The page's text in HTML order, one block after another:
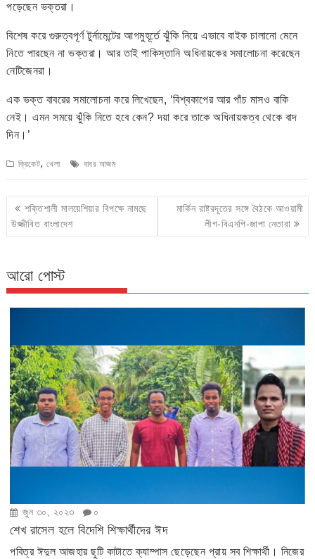
পড়েছেন ভক্তরা।
বিশেষ করে গুরুত্বপূর্ণ টুর্নামেন্টের আগমুহূর্তে ঝুঁকি নিয়ে এভাবে বাইক চালানো মেনে
নিতে পারছেন না ভক্তরা। আর তাই পাকিস্তানি অধিনায়কের সমালোচনা করেছেন
নেটিজেনরা।
এক ভক্ত বাবরের সমালোচনা করে লিখেছেন, ‘বিশ্বকাপের আর পাঁচ মাসও বাকি
নেই। এমন সময়ে ঝুঁকি নিতে হবে কেন? দয়া করে তাকে অধিনায়কত্ব থেকে বাদ
দিন।’
ক্রিকেট,খেলা বাবর আজম
Post
navigation
শক্তিশালী মালয়েশিয়ার বিপক্ষে নামছে
উজ্জীবিত বাংলাদেশ
মার্কিন রাষ্ট্রদূতের সঙ্গে বৈঠকে আওয়ামী
লীগ-বিএনপি-জাপা নেতারা
আরো পোস্ট
জুন ৩০, ২০২৩ ০
শেখ রাসেল হলে বিদেশি শিক্ষার্থীদের ঈদ
পবিত্র ঈদুল আজহার ছুটি কাটাতে ক্যাম্পাস ছেড়েছেন প্রায় সব শিক্ষার্থী। নিজের